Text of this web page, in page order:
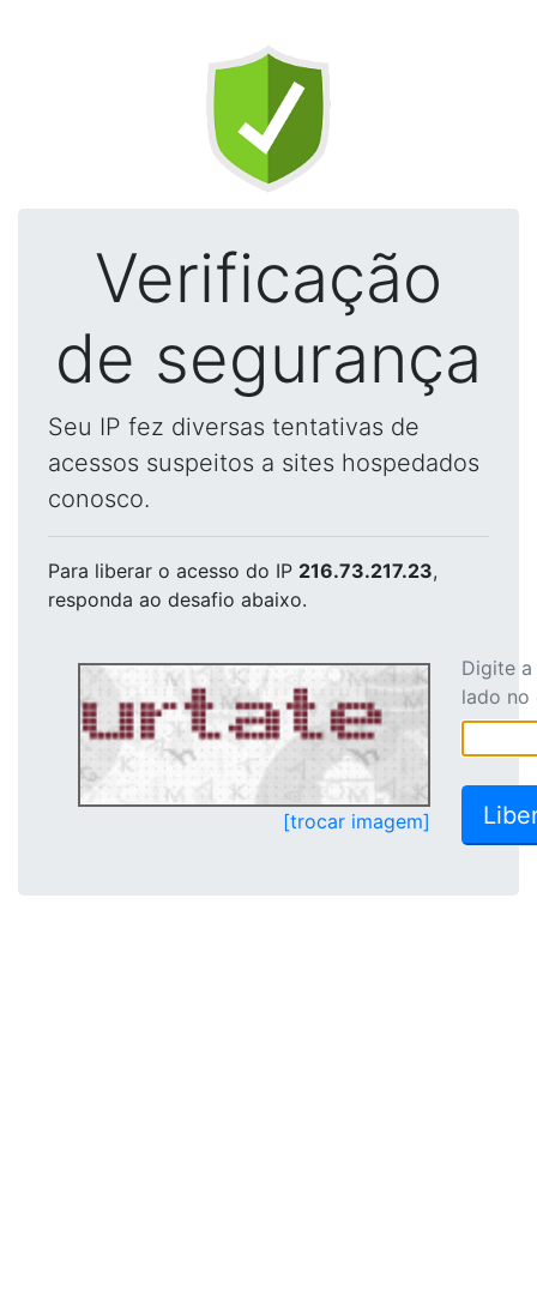
Verificação
de segurança
Seu IP fez diversas tentativas de
acessos suspeitos a sites hospedados
conosco.
Para liberar o acesso do IP 216.73.217.23,
responda ao desafio abaixo.
[trocar imagem]
Digite
lado no